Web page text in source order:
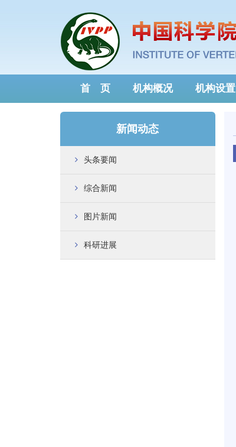
首 页 机构概况 机构设置
新闻动态
头条要闻
综合新闻
图片新闻
科研进展